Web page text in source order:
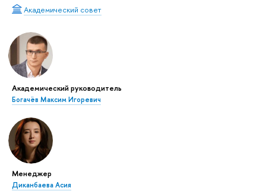
Академический совет
Академический руководитель
Богачёв Максим Игоревич
Менеджер
Диканбаева Асия